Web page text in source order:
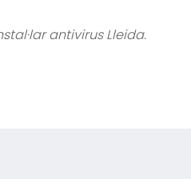
antivirus Lleida.